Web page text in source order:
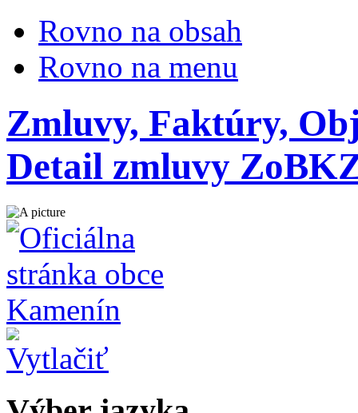
Rovno na obsah
Rovno na menu
Zmluvy, Faktúry,
Detail zmluvy